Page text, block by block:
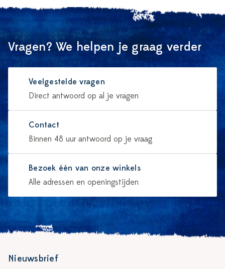
Vragen? We helpen je graag verder
Veelgestelde vragen
Direct antwoord op al je vragen
Contact
Binnen 48 uur antwoord op je vraag
Bezoek één van onze winkels
Alle adressen en openingstijden
Nieuwsbrief